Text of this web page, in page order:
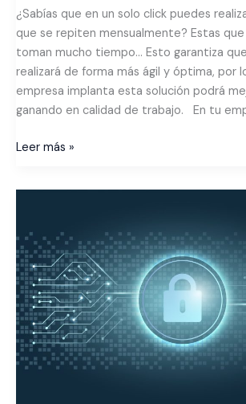
¿Sabías que en un solo click puedes
que se repiten mensualmente? Estas
toman mucho tiempo… Esto garantiza
realizará de forma más ágil y óptima, por
empresa implanta esta solución podrá
ganando en calidad de trabajo. En tu
Leer más »
de
las
comunicaciones
seguras
en
las
empresas